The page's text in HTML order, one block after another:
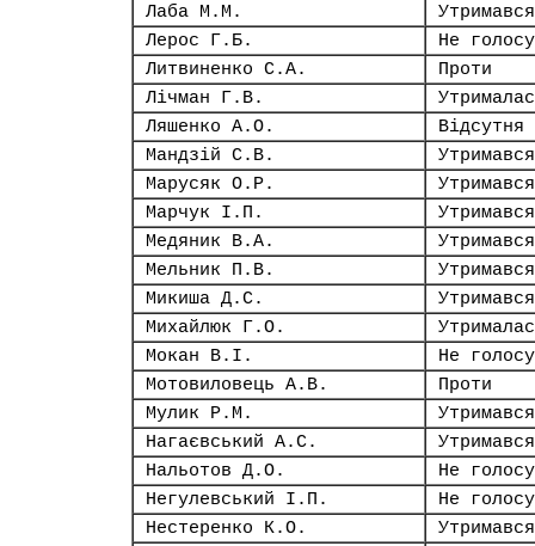
Лаба М.М.
Утримався
Лерос Г.Б.
Не
Литвиненко С.А.
Проти
Лічман Г.В.
Ляшенко А.О.
Відсутня
Мандзій С.В.
Утримався
Марусяк О.Р.
Утримався
Марчук І.П.
Утримався
Медяник В.А.
Утримався
Мельник П.В.
Утримався
Микиша Д.С.
Утримався
Михайлюк Г.О.
Мокан В.І.
Не
Мотовиловець А.В.
Проти
Мулик Р.М.
Утримався
Нагаєвський А.С.
Утримався
Нальотов Д.О.
Не
Негулевський І.П.
Не
Нестеренко К.О.
Утримався